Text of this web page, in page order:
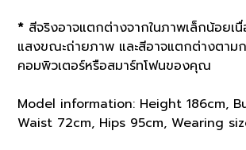
* สีจริงอาจแตกต่างจากในภาพเล็กน้อยเ
แสงขณะถ่ายภาพ และสีอาจแตกต่างตาม
คอมพิวเตอร์หรือสมาร์ทโฟนของคุณ
Model information: Height 186cm,
Waist 72cm, Hips 95cm, Wearing